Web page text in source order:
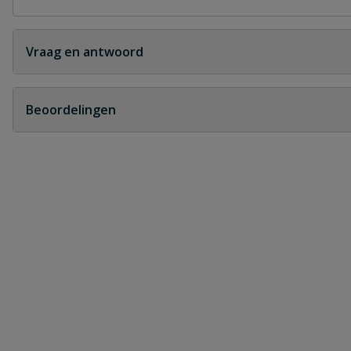
Vraag en antwoord
Geen vragen
Beoordelingen